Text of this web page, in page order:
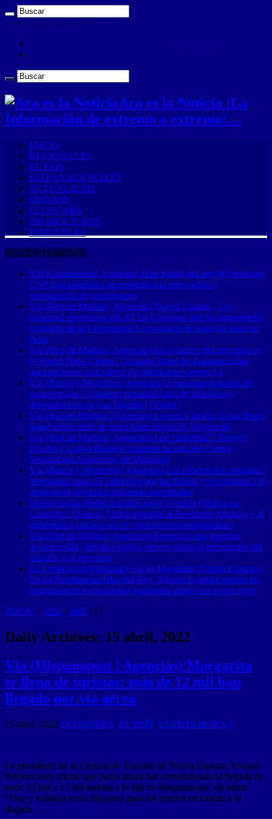
viernes , agosto 7 2026
Aca es la Noticia ¡La
Información de extremo a extremo!…
INICIO
REGIONALES
EL PAÍS
INTERNACIONALES
ACTUALIDAD
OPINIÓN
ECONOMÍA
PROMOCIONES
INMUEBLES
RECIENTEMENTE
Vía (Contrapunto| Agencias) Han Salido del aire 46 emisoras:
CNP Fija posición con respecto a la renovación o
reasignación de concesiones
Vía (Red de Medios | Agencias) Nueva Esparta | Los
Informa2 estuvieron allí: El 1er Congreso del Ají margariteño
realizado en la Universidad Corporativa de Sigo fue todo un
éxito
Vía (Red de Medios | Agencias) En el marco del mes rosa en
el World Trade Center | Dictarán Taller de Automaquillaje
para pacientes con cáncer de mama este viernes 14
Vía (Banca y Negocios | Agencias) Continúan jornadas de
recuperación | Gobierno actualizó cifra de fallecidos y
desaparecidos en Las Tejerías (+Video)
Vía (Red de Medios | Agencias) Covers y fusión: Luna Blues
Band veinte años de buen blues hecho en Venezuela
Vía (Red de Medios | Agencias) Los “Informa2” Beverly
Bracho y Carlos Romero visitaron la sede del Centro
Venezolano Americano de Margarita
Vía (Banca y Negocios | Agencias) Las últimas dos semanas |
Venezuela suma 18 fallecidos por las lluvias y se registran 120
municipios afectados informan autoridades
Debate en las Redes Sociales sobre Gestión Pública en
Carabobo: Octavio Táriba respalda al Presidente Maduro y al
gobernador Lacava por el «proceso descentralizador»
Vía (Red de Medios | Agencias) Empresas que generan
acción social | Intylact realizó «lives» sobre la prevención del
suicidio y el mes rosa
En Costa Azul (Porlamar) isla de Margarita (Nueva Esparta) |
En las Residencias Islas del Rey: Alquila la mejor opción en
apartamentos vacacionales equipados para vivir como reyes
INICIO / 2022 / abril / 15
Daily Archives: 15 abril, 2022
Vía (Hispanopost | Agencias) Margarita
se llena de turistas: más de 12 mil han
llegado por vía aérea
15 abril, 2022 ECONOMÍA, EL PAÍS, ULTIMA HORA 0
La presidente de la Cámara de Turismo de Nueva Esparta, Viviana
Bethencourt, afirmó que hasta ahora han contabilizado la llegada de
entre 12 mil a 15 mil turistas a la isla de Margarita por vía aérea.
“Hoy y mañana serán días pico para los hoteles en cuanto a la
llegada …